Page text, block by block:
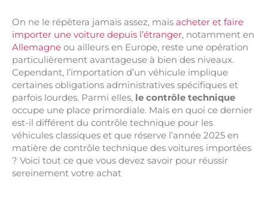
On ne le répètera jamais assez, mais acheter et faire
importer une voiture depuis l’étranger, notamment en
Allemagne ou ailleurs en Europe, reste une opération
particulièrement avantageuse à bien des niveaux.
Cependant, l’importation d’un véhicule implique
certaines obligations administratives spécifiques et
parfois lourdes. Parmi elles, le contrôle technique
occupe une place primordiale. Mais en quoi ce dernier
est-il différent du contrôle technique pour les
véhicules classiques et que réserve l’année 2025 en
matière de contrôle technique des voitures importées
? Voici tout ce que vous devez savoir pour réussir
sereinement votre achat